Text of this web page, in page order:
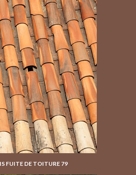
FUITE DE TOITURE 79